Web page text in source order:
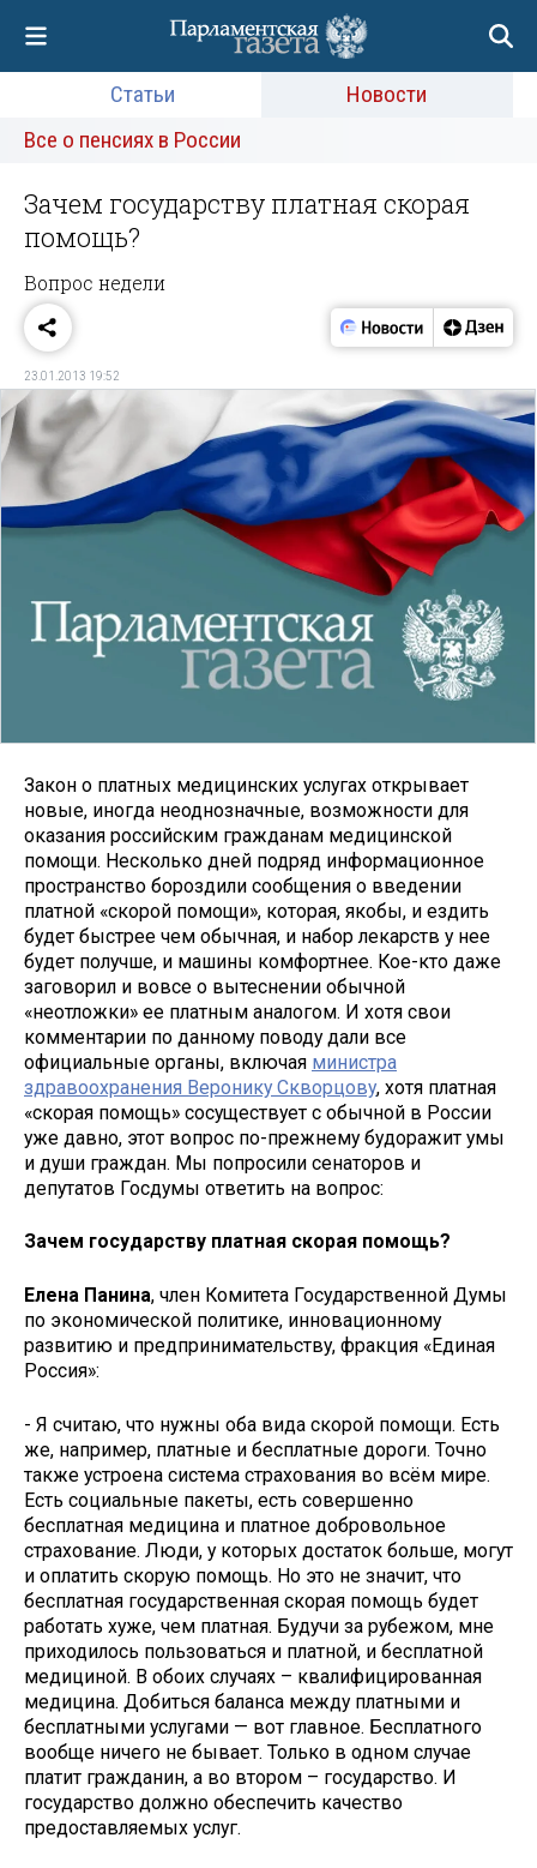
Статьи
Новости
Все о пенсиях в России
Зачем государству платная скорая
помощь?
Вопрос недели
23.01.2013 19:52
Закон о платных медицинских услугах открывает
новые, иногда неоднозначные, возможности для
оказания российским гражданам медицинской
помощи. Несколько дней подряд информационное
пространство бороздили сообщения о введении
платной «скорой помощи», которая, якобы, и ездить
будет быстрее чем обычная, и набор лекарств у нее
будет получше, и машины комфортнее. Кое-кто даже
заговорил и вовсе о вытеснении обычной
«неотложки» ее платным аналогом. И хотя свои
комментарии по данному поводу дали все
официальные органы, включая министра
здравоохранения Веронику Скворцову, хотя платная
«скорая помощь» сосуществует с обычной в России
уже давно, этот вопрос по-прежнему будоражит умы
и души граждан. Мы попросили сенаторов и
депутатов Госдумы ответить на вопрос:
Зачем государству платная скорая помощь?
Елена Панина, член Комитета Государственной Думы
по экономической политике, инновационному
развитию и предпринимательству, фракция «Единая
Россия»:
- Я считаю, что нужны оба вида скорой помощи. Есть
же, например, платные и бесплатные дороги. Точно
также устроена система страхования во всём мире.
Есть социальные пакеты, есть совершенно
бесплатная медицина и платное добровольное
страхование. Люди, у которых достаток больше, могут
и оплатить скорую помощь. Но это не значит, что
бесплатная государственная скорая помощь будет
работать хуже, чем платная. Будучи за рубежом, мне
приходилось пользоваться и платной, и бесплатной
медициной. В обоих случаях – квалифицированная
медицина. Добиться баланса между платными и
бесплатными услугами — вот главное. Бесплатного
вообще ничего не бывает. Только в одном случае
платит гражданин, а во втором – государство. И
государство должно обеспечить качество
предоставляемых услуг.